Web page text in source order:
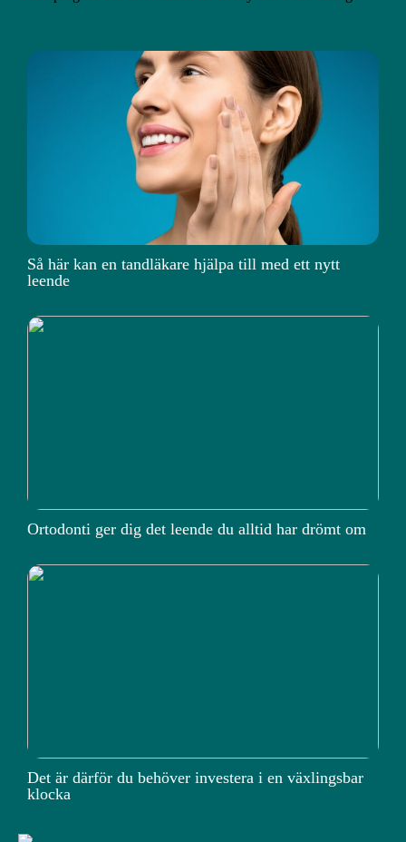
Så här kan en tandläkare hjälpa till med ett nytt
leende
Ortodonti ger dig det leende du alltid har drömt om
Det är därför du behöver investera i en växlingsbar
klocka